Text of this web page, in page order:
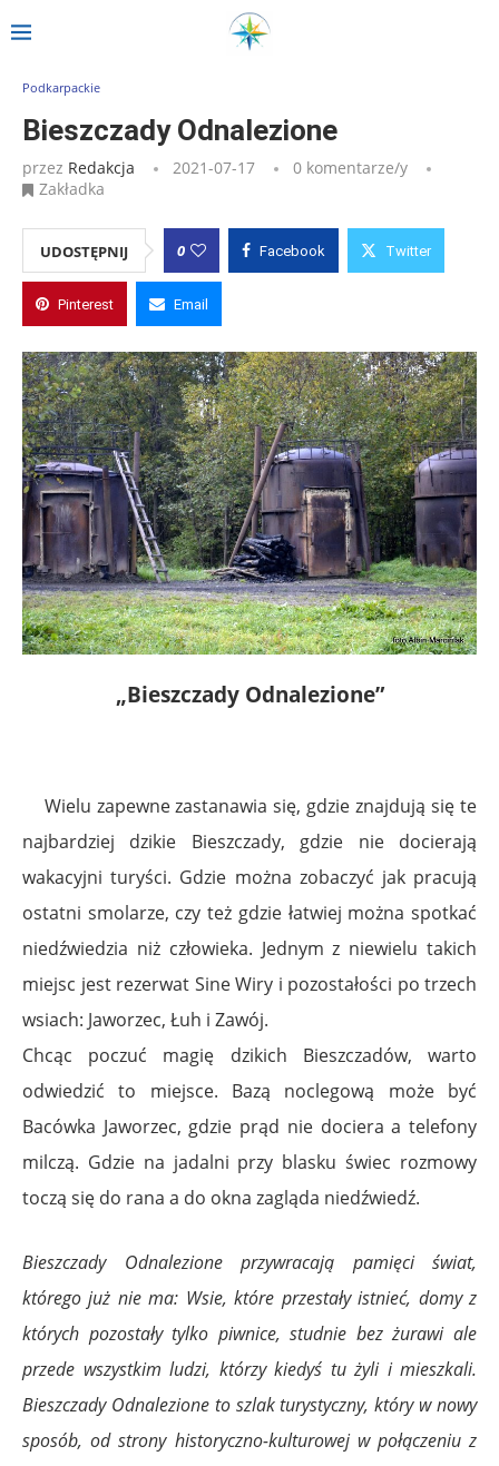
Strona główna Bieszczady Odnalezione
Podkarpackie
Bieszczady Odnalezione
przez Redakcja 2021-07-17
0 komentarze/y
Zakładka
UDOSTĘPNIJ 0 Facebook Twitter
Pinterest Email
„Bieszczady Odnalezione”
Wielu zapewne zastanawia się, gdzie znajdują się te
najbardziej dzikie Bieszczady, gdzie nie docierają
wakacyjni turyści. Gdzie można zobaczyć jak pracują
ostatni smolarze, czy też gdzie łatwiej można spotkać
niedźwiedzia niż człowieka. Jednym z niewielu takich
miejsc jest rezerwat Sine Wiry i pozostałości po trzech
wsiach: Jaworzec, Łuh i Zawój.
Chcąc poczuć magię dzikich Bieszczadów, warto
odwiedzić to miejsce. Bazą noclegową może być
Bacówka Jaworzec, gdzie prąd nie dociera a telefony
milczą. Gdzie na jadalni przy blasku świec rozmowy
toczą się do rana a do okna zagląda niedźwiedź.
Bieszczady Odnalezione przywracają pamięci świat,
którego już nie ma: Wsie, które przestały istnieć, domy z
których pozostały tylko piwnice, studnie bez żurawi ale
przede wszystkim ludzi, którzy kiedyś tu żyli i mieszkali.
Bieszczady Odnalezione to szlak turystyczny, który w nowy
sposób, od strony historyczno-kulturowej w połączeniu z